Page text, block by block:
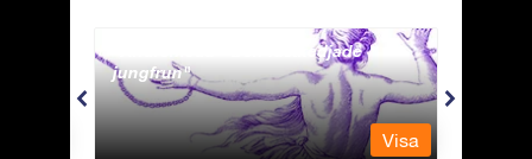
Andromeda - Den fastkedjade
jungfrun
Visa